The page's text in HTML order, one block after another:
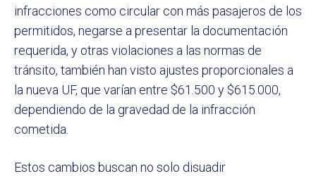
infracciones como circular con más pasajeros de los
permitidos, negarse a presentar la documentación
requerida, y otras violaciones a las normas de
tránsito, también han visto ajustes proporcionales a
la nueva UF, que varían entre $61.500 y $615.000,
dependiendo de la gravedad de la infracción
cometida.
Estos cambios buscan no solo disuadir